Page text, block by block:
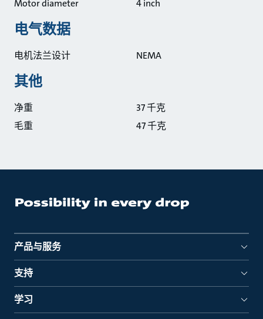
Motor diameter
4 inch
电气数据
电机法兰设计 NEMA
其他
净重
37 千克
毛重
47 千克
产品与服务
支持
学习